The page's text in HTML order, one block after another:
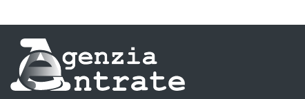
Informazioni
sul